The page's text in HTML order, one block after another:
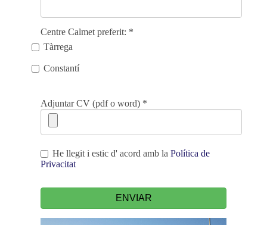
Centre Calmet preferit: *
Tàrrega
Constantí
Adjuntar CV (pdf o word) *
He llegit i estic d' acord amb la Política de
Privacitat
ENVIAR